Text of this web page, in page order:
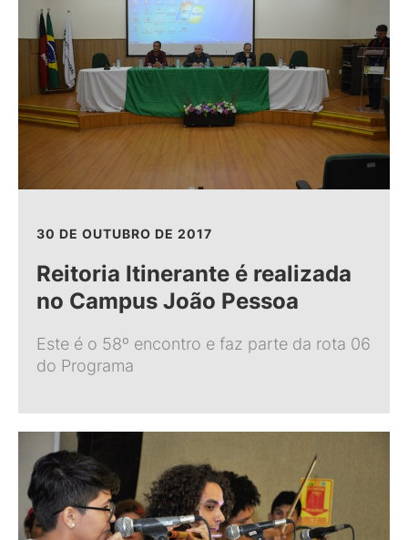
30 DE OUTUBRO DE 2017
Reitoria Itinerante é realizada
no Campus João Pessoa
Este é o 58º encontro e faz parte da rota 06
do Programa